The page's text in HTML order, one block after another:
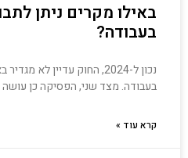
באילו מקרים ניתן
בעבודה?
נכון ל-2024, החוק עדיין
בעבודה. מצד שני, הפסיקה כן
קרא עוד »